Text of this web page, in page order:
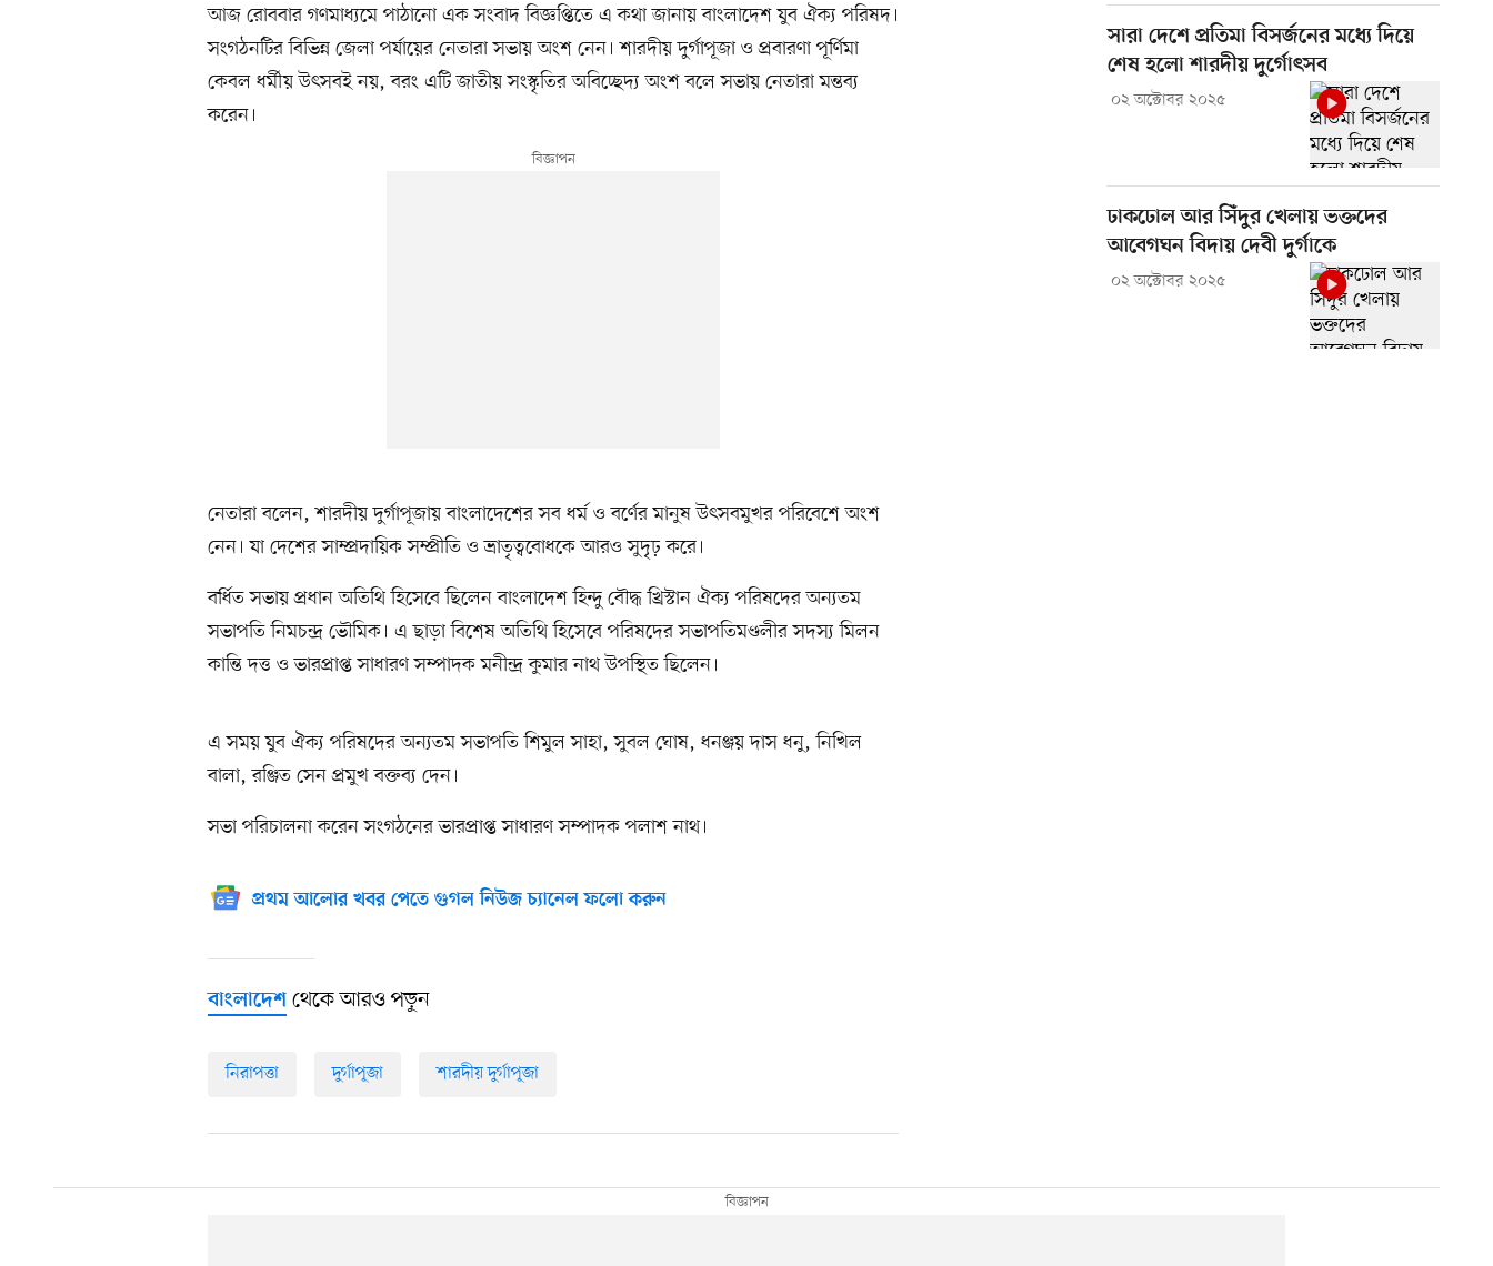
আজ রোববার গণমাধ্যমে পাঠানো এক সংবাদ বিজ্ঞপ্তিতে এ কথা জানায় বাংলাদেশ যুব ঐক্য পরিষদ।
সংগঠনটির বিভিন্ন জেলা পর্যায়ের নেতারা সভায় অংশ নেন। শারদীয় দুর্গাপূজা ও প্রবারণা পূর্ণিমা
কেবল ধর্মীয় উৎসবই নয়, বরং এটি জাতীয় সংস্কৃতির অবিচ্ছেদ্য অংশ বলে সভায় নেতারা মন্তব্য
করেন।
নেতারা বলেন, শারদীয় দুর্গাপূজায় বাংলাদেশের সব ধর্ম ও বর্ণের মানুষ উৎসবমুখর পরিবেশে অংশ
নেন। যা দেশের সাম্প্রদায়িক সম্প্রীতি ও ভ্রাতৃত্ববোধকে আরও সুদৃঢ় করে।
বর্ধিত সভায় প্রধান অতিথি হিসেবে ছিলেন বাংলাদেশ হিন্দু বৌদ্ধ খ্রিস্টান ঐক্য পরিষদের অন্যতম
সভাপতি নিমচন্দ্র ভৌমিক। এ ছাড়া বিশেষ অতিথি হিসেবে পরিষদের সভাপতিমণ্ডলীর সদস্য মিলন
কান্তি দত্ত ও ভারপ্রাপ্ত সাধারণ সম্পাদক মনীন্দ্র কুমার নাথ উপস্থিত ছিলেন।
এ সময় যুব ঐক্য পরিষদের অন্যতম সভাপতি শিমুল সাহা, সুবল ঘোষ, ধনঞ্জয় দাস ধনু, নিখিল
বালা, রঞ্জিত সেন প্রমুখ বক্তব্য দেন।
সভা পরিচালনা করেন সংগঠনের ভারপ্রাপ্ত সাধারণ সম্পাদক পলাশ নাথ।
প্রথম আলোর খবর পেতে গুগল নিউজ চ্যানেল ফলো করুন
বাংলাদেশ থেকে আরও পড়ুন
নিরাপত্তা দুর্গাপূজা শারদীয় দুর্গাপূজা
সারা দেশে প্রতিমা বিসর্জনের মধ্যে দিয়ে
শেষ হলো শারদীয় দুর্গোৎসব
০২ অক্টোবর ২০২৫
ঢাকঢোল আর সিঁদুর খেলায় ভক্তদের
আবেগঘন বিদায় দেবী দুর্গাকে
০২ অক্টোবর ২০২৫